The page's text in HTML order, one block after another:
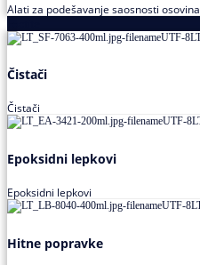
Alati za podešavanje saosnosti osovina
Čistači
Čistači
Epoksidni lepkovi
Epoksidni lepkovi
Hitne popravke